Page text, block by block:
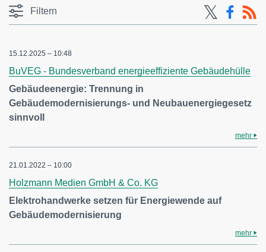
Filtern
15.12.2025 – 10:48
BuVEG - Bundesverband energieeffiziente Gebäudehülle
Gebäudeenergie: Trennung in
Gebäudemodernisierungs- und Neubauenergiegesetz
sinnvoll
mehr
21.01.2022 – 10:00
Holzmann Medien GmbH & Co. KG
Elektrohandwerke setzen für Energiewende auf
Gebäudemodernisierung
mehr